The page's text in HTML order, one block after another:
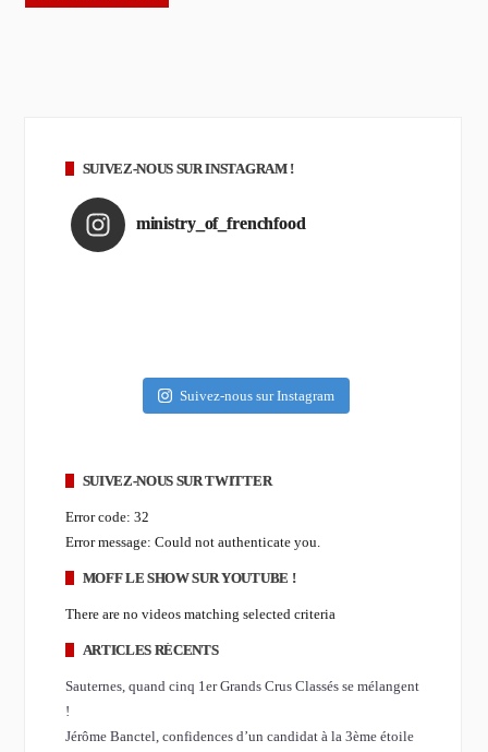
SUIVEZ-NOUS SUR INSTAGRAM !
ministry_of_frenchfood
Suivez-nous sur Instagram
SUIVEZ-NOUS SUR TWITTER
Error code: 32
Error message: Could not authenticate you.
MOFF LE SHOW SUR YOUTUBE !
There are no videos matching selected criteria
ARTICLES RÉCENTS
Sauternes, quand cinq 1er Grands Crus Classés se mélangent
!
Jérôme Banctel, confidences d’un candidat à la 3ème étoile